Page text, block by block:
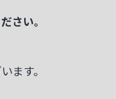
さい。
ます。